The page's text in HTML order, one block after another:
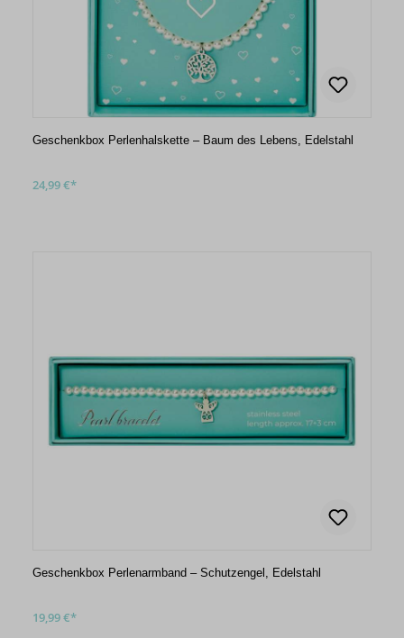
Geschenkbox Perlenhalskette – Baum des Lebens, Edelstahl
24,99 €*
Geschenkbox Perlenarmband – Schutzengel, Edelstahl
19,99 €*